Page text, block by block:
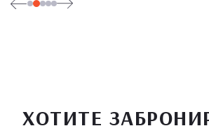
ХОТИТЕ